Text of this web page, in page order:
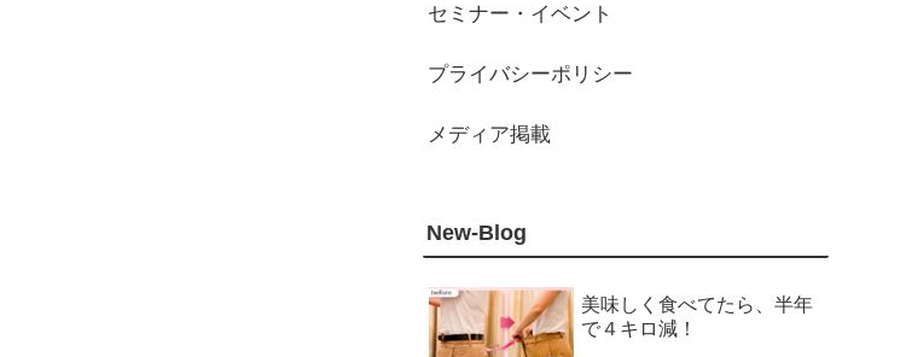
セミナー・イベント
プライバシーポリシー
メディア掲載
New-Blog
美味しく食べてたら、半年
で４キロ減！